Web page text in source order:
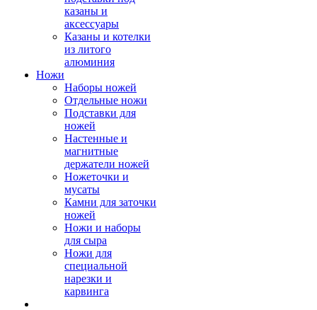
казаны и
аксессуары
Казаны и котелки
из литого
алюминия
Ножи
Наборы ножей
Отдельные ножи
Подставки для
ножей
Настенные и
магнитные
держатели ножей
Ножеточки и
мусаты
Камни для заточки
ножей
Ножи и наборы
для сыра
Ножи для
специальной
нарезки и
карвинга